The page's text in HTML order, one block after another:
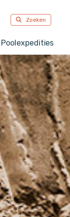
Zoeken
Poolexpedities